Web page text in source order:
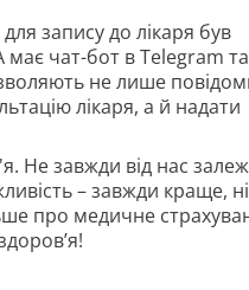
запису до лікаря був
чат-бот в Telegram
не лише
лікаря, а й надати
Не завжди від нас
– завжди краще,
про медичне